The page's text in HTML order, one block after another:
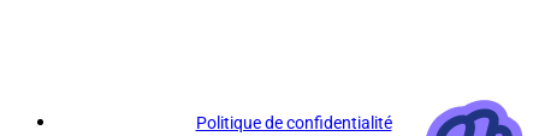
Politique de confidentialité